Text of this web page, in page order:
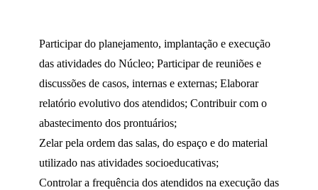
Participar do planejamento, implantação e execução
das atividades do Núcleo; Participar de reuniões e
discussões de casos, internas e externas; Elaborar
relatório evolutivo dos atendidos; Contribuir com o
abastecimento dos prontuários;
Zelar pela ordem das salas, do espaço e do material
utilizado nas atividades socioeducativas;
Controlar a frequência dos atendidos na execução das